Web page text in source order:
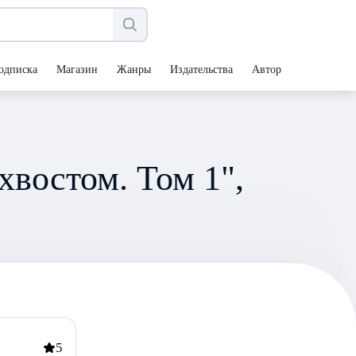
Магазин Жанры Издательства Авторы
Том 1",
5